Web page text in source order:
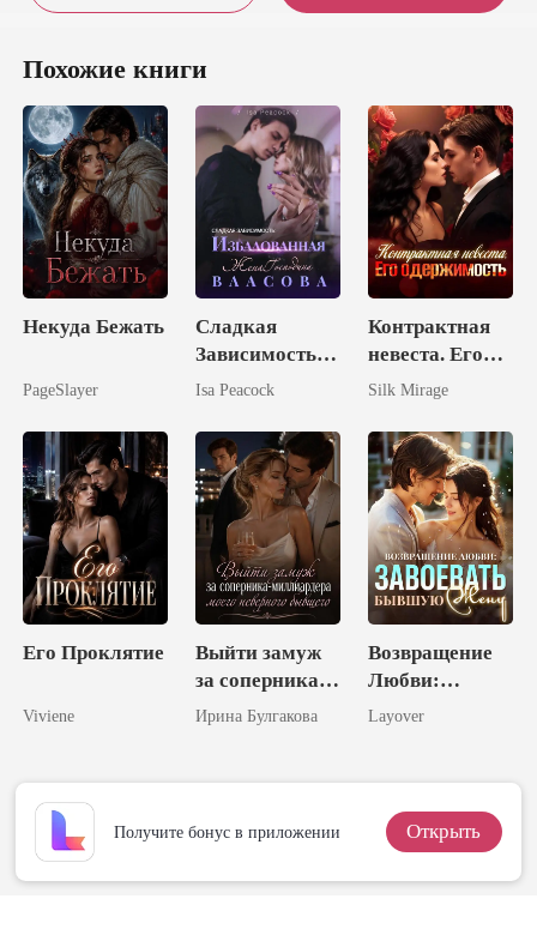
Похожие книги
Некуда Бежать
PageSlayer
Сладкая
Зависимость:
Избалованная
Господина
Власова
Isa Peacock
Контрактная
невеста. Его
одержимость
Silk Mirage
Его Проклятие
Viviene
Выйти замуж
за соперника-
миллиардера
бывшего
Ирина Булгакова
Возвращение
Любви:
Завоевать
Layover
Получите бонус в приложении Открыть